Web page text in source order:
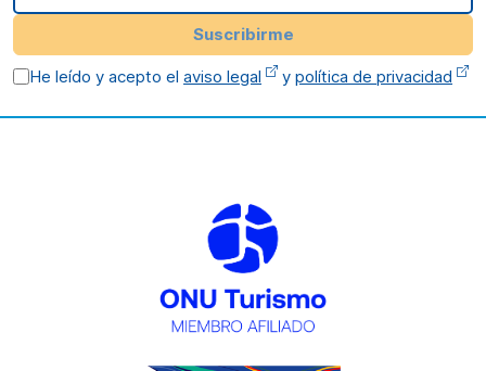
Suscribirme
He leído y acepto elaviso legal ypolítica de privacidad